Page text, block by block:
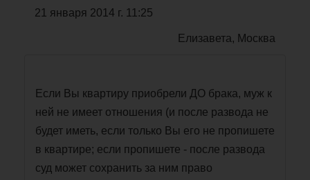
21 января 2014 г. 11:25
Елизавета, Москва
Если Вы квартиру приобрели ДО брака, муж к
ней не имеет отношения (и после развода не
будет иметь, если только Вы его не пропишете
в квартире; если пропишете - после развода
суд может сохранить за ним право